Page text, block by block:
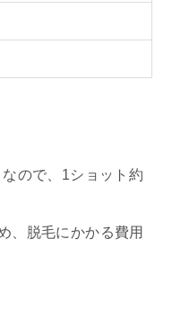
ので、1ショット約
、脱毛にかかる費用